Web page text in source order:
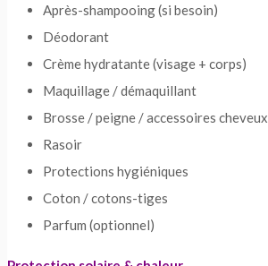
Après-shampooing (si besoin)
Déodorant
Crème hydratante (visage + corps)
Maquillage / démaquillant
Brosse / peigne / accessoires cheveux
Rasoir
Protections hygiéniques
Coton / cotons-tiges
Parfum (optionnel)